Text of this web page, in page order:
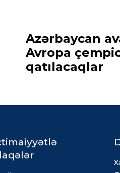
Azərbaycan
Avropa
qatılacaqlar